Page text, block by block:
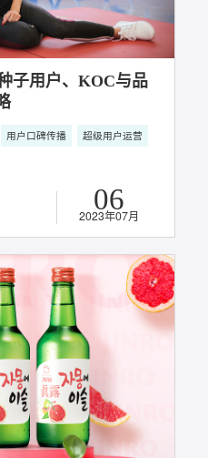
抖音短视频运营
用户口碑传播
么坚持的？ 14
分享几个品牌的内容种